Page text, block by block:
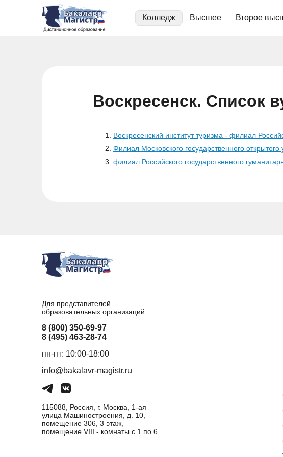
Колледж Высшее Второе
Воскресенск. Список
Воскресенский институт туризма - филиал
Филиал Московского государственного
филиал Российского государственного
Для представителей
образовательных организаций:
8 (800) 350-69-97
8 (495) 463-28-74
пн-пт: 10:00-18:00
info@bakalavr-magistr.ru
115088, Россия, г. Москва, 1-ая
улица Машиностроения, д. 10,
помещение 306, 3 этаж,
помещение VIII - комнаты с 1 по 6